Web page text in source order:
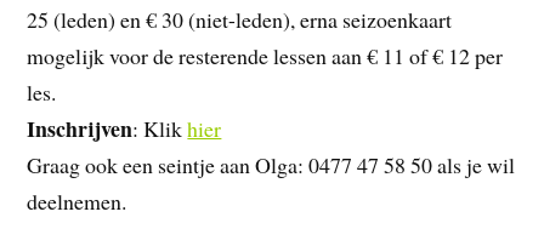
25 (leden) en € 30 (niet-leden), erna seizoenkaart
mogelijk voor de resterende lessen aan € 11 of € 12 per
les.
Inschrijven: Klikhier
Graag ook een seintje aan Olga: 0477 47 58 50 als je wil
deelnemen.